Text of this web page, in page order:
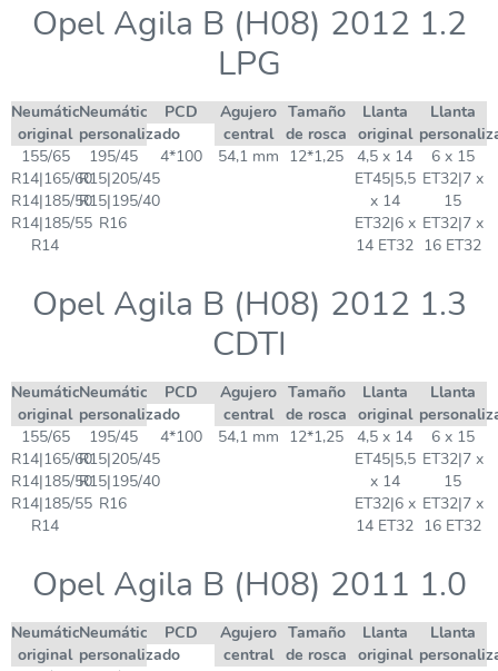
Opel Agila B (H08) 2012 1.2
LPG
Neumático
original
Neumático
personalizado
PCD
Agujero
central
Tamaño
de rosca
Llanta
original
Llanta
155/65
R14|165/60
R14|185/50
R14|185/55
R14
195/45
R15|205/45
R15|195/40
R16
4*100 54,1 mm 12*1,25
4,5 x 14
ET45|5,5
x 14
ET32|6 x
14 ET32
6 x 15
ET32|7 x
15
ET32|7 x
16 ET32
Opel Agila B (H08) 2012 1.3
CDTI
Neumático
original
Neumático
personalizado
PCD
Agujero
central
Tamaño
de rosca
Llanta
original
Llanta
155/65
R14|165/60
R14|185/50
R14|185/55
R14
195/45
R15|205/45
R15|195/40
R16
4*100 54,1 mm 12*1,25
4,5 x 14
ET45|5,5
x 14
ET32|6 x
14 ET32
6 x 15
ET32|7 x
15
ET32|7 x
16 ET32
Opel Agila B (H08) 2011 1.0
Neumático
original
Neumático
personalizado
PCD
Agujero
central
Tamaño
de rosca
Llanta
original
Llanta